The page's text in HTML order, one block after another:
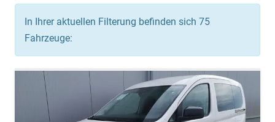
In Ihrer aktuellen Filterung befinden sich 75
Fahrzeuge: